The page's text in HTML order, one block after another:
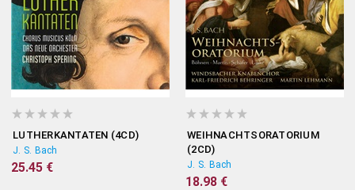
LUTHERKANTATEN (4CD)
J. S. Bach
25.45 €
WEIHNACHTSORATORIUM
(2CD)
J. S. Bach
18.98 €